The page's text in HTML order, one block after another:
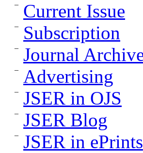
Current Issue
Subscription
Journal
Advertising
JSER in OJS
JSER Blog
JSER in ePrints